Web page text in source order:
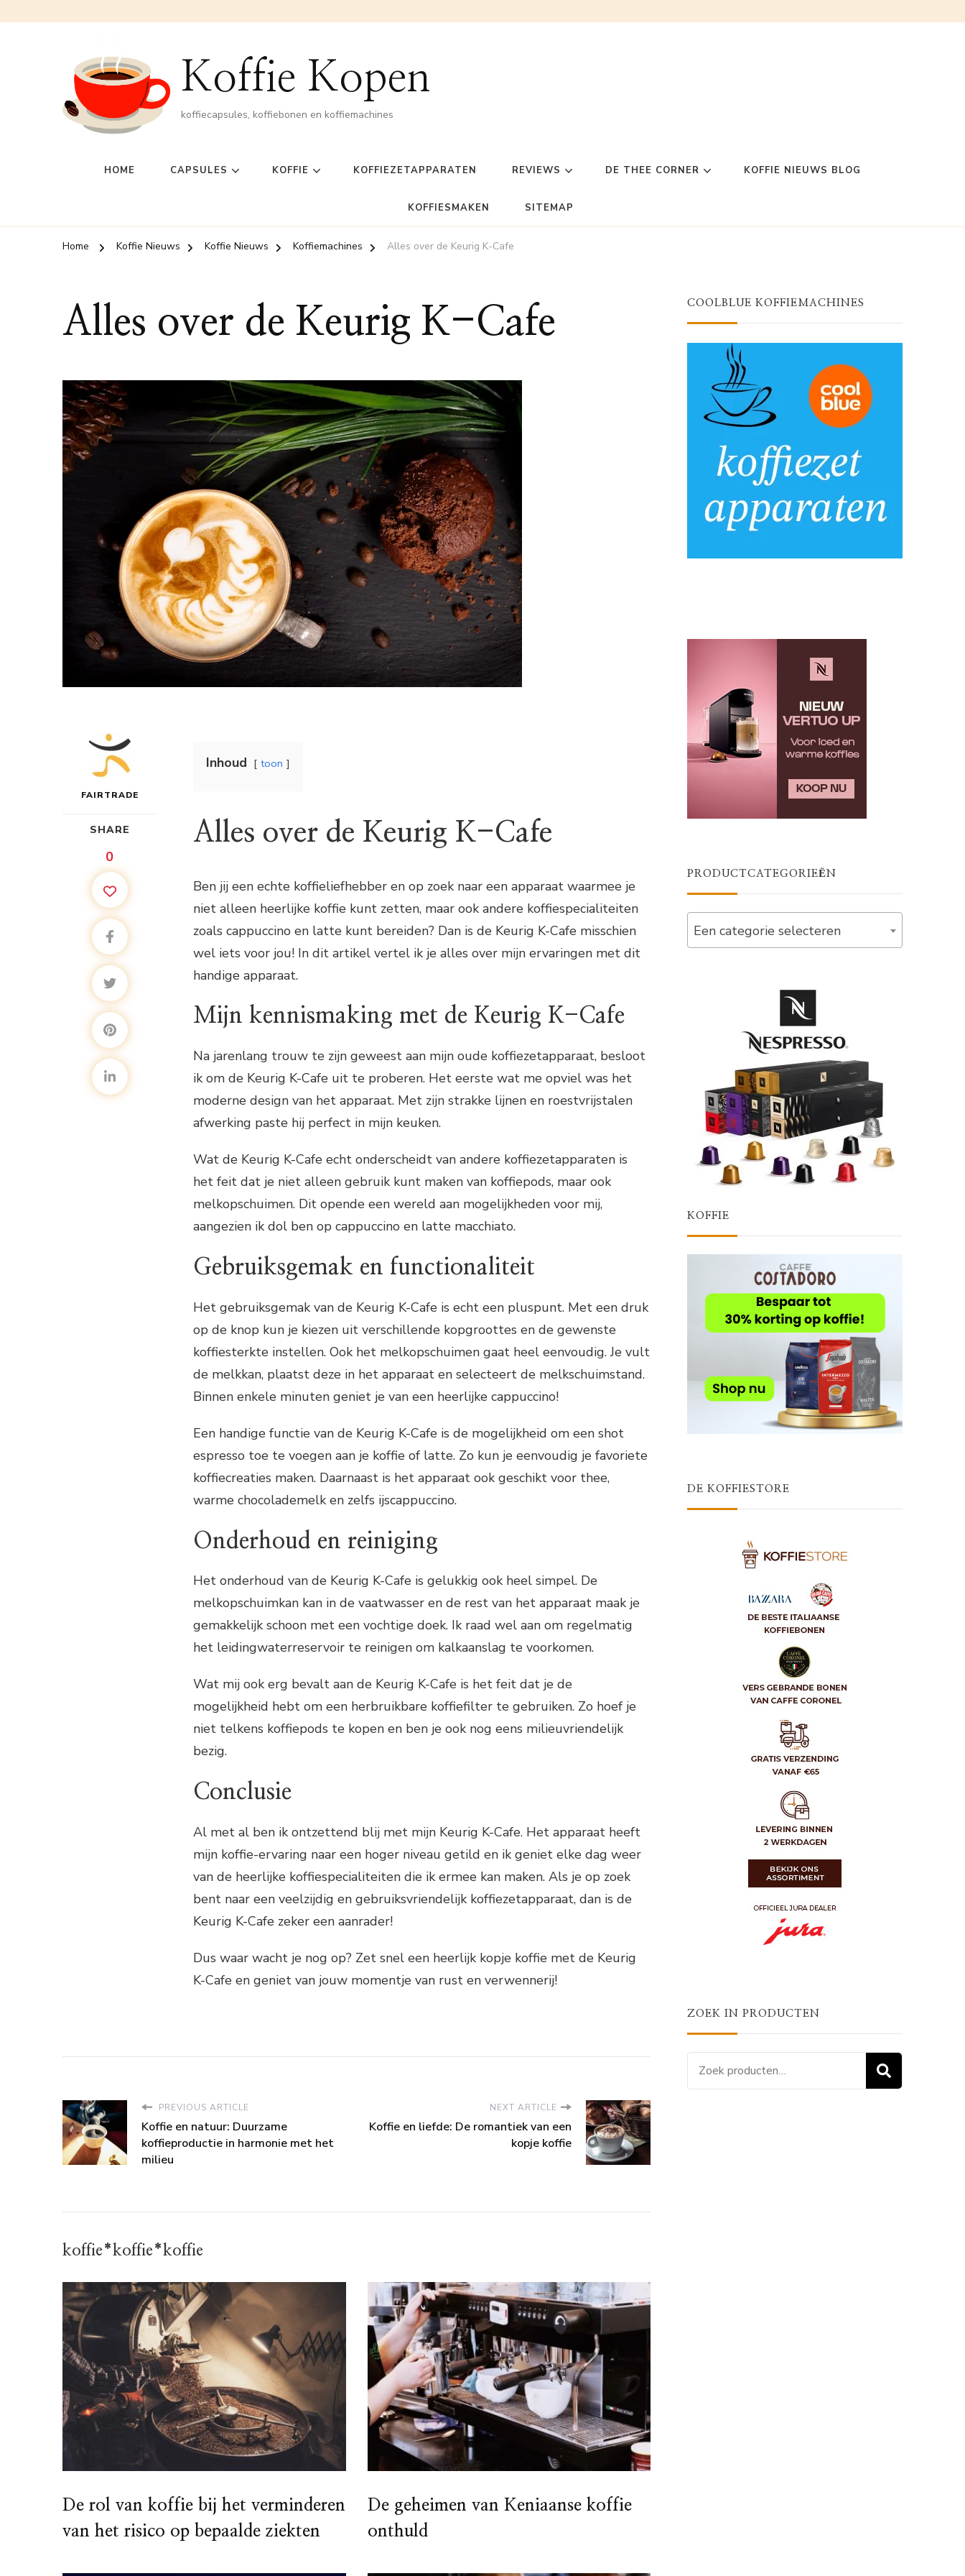
Koffie Kopen
koffiecapsules, koffiebonen en koffiemachines
HOME CAPSULES KOFFIE KOFFIEZETAPPARATEN REVIEWS DE THEE CORNER KOFFIE NIEUWS BLOG
KOFFIESMAKEN SITEMAP
Home Koffie Nieuws Koffie Nieuws Koffiemachines Alles over de Keurig K-Cafe
Alles over de Keurig K-Cafe
FAIRTRADE
SHARE
0
Inhoud toon
Alles over de Keurig K-Cafe
Ben jij een echte koffieliefhebber en op zoek naar een apparaat waarmee je
niet alleen heerlijke koffie kunt zetten, maar ook andere koffiespecialiteiten
zoals cappuccino en latte kunt bereiden? Dan is de Keurig K-Cafe misschien
wel iets voor jou! In dit artikel vertel ik je alles over mijn ervaringen met dit
handige apparaat.
Mijn kennismaking met de Keurig K-Cafe
Na jarenlang trouw te zijn geweest aan mijn oude koffiezetapparaat, besloot
ik om de Keurig K-Cafe uit te proberen. Het eerste wat me opviel was het
moderne design van het apparaat. Met zijn strakke lijnen en roestvrijstalen
afwerking paste hij perfect in mijn keuken.
Wat de Keurig K-Cafe echt onderscheidt van andere koffiezetapparaten is
het feit dat je niet alleen gebruik kunt maken van koffiepods, maar ook
melkopschuimen. Dit opende een wereld aan mogelijkheden voor mij,
aangezien ik dol ben op cappuccino en latte macchiato.
Gebruiksgemak en functionaliteit
Het gebruiksgemak van de Keurig K-Cafe is echt een pluspunt. Met een druk
op de knop kun je kiezen uit verschillende kopgroottes en de gewenste
koffiesterkte instellen. Ook het melkopschuimen gaat heel eenvoudig. Je vult
de melkkan, plaatst deze in het apparaat en selecteert de melkschuimstand.
Binnen enkele minuten geniet je van een heerlijke cappuccino!
Een handige functie van de Keurig K-Cafe is de mogelijkheid om een shot
espresso toe te voegen aan je koffie of latte. Zo kun je eenvoudig je favoriete
koffiecreaties maken. Daarnaast is het apparaat ook geschikt voor thee,
warme chocolademelk en zelfs ijscappuccino.
Onderhoud en reiniging
Het onderhoud van de Keurig K-Cafe is gelukkig ook heel simpel. De
melkopschuimkan kan in de vaatwasser en de rest van het apparaat maak je
gemakkelijk schoon met een vochtige doek. Ik raad wel aan om regelmatig
het leidingwaterreservoir te reinigen om kalkaanslag te voorkomen.
Wat mij ook erg bevalt aan de Keurig K-Cafe is het feit dat je de
mogelijkheid hebt om een herbruikbare koffiefilter te gebruiken. Zo hoef je
niet telkens koffiepods te kopen en ben je ook nog eens milieuvriendelijk
bezig.
Conclusie
Al met al ben ik ontzettend blij met mijn Keurig K-Cafe. Het apparaat heeft
mijn koffie-ervaring naar een hoger niveau getild en ik geniet elke dag weer
van de heerlijke koffiespecialiteiten die ik ermee kan maken. Als je op zoek
bent naar een veelzijdig en gebruiksvriendelijk koffiezetapparaat, dan is de
Keurig K-Cafe zeker een aanrader!
Dus waar wacht je nog op? Zet snel een heerlijk kopje koffie met de Keurig
K-Cafe en geniet van jouw momentje van rust en verwennerij!
PREVIOUS ARTICLE
Koffie en natuur: Duurzame
koffieproductie in harmonie met het
milieu
NEXT ARTICLE
Koffie en liefde: De romantiek van een
kopje koffie
koffie*koffie*koffie
De rol van koffie bij het verminderen
van het risico op bepaalde ziekten
De geheimen van Keniaanse koffie
onthuld
COOLBLUE KOFFIEMACHINES
PRODUCTCATEGORIEËN
Een categorie selecteren
KOFFIE
DE KOFFIESTORE
ZOEK IN PRODUCTEN
Zoeken
naar: